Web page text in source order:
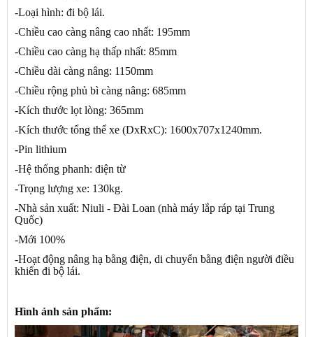
-Loại hình: đi bộ lái.
-Chiều cao càng nâng cao nhất: 195mm
-Chiều cao càng hạ thấp nhất: 85mm
-Chiều dài càng nâng: 1150mm
-Chiều rộng phủ bì càng nâng: 685mm
-Kích thước lọt lòng: 365mm
-Kích thước tổng thể xe (DxRxC): 1600x707x1240mm.
-Pin lithium
-Hệ thống phanh: điện từ
-Trọng lượng xe: 130kg.
-Nhà sản xuất: Niuli - Đài Loan (nhà máy lắp ráp tại Trung
Quốc)
-Mới 100%
-Hoạt động nâng hạ bằng điện, di chuyển bằng điện người điều
khiển đi bộ lái.
Hình ảnh sản phẩm: